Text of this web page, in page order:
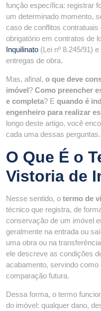
função específica: registrar
um determinado momento,
caso de conflitos
obrigatório em contratos de
Inquilinato (Lei nº 8.245/91)
entregas de obra.
Mas, afinal, o que deve
imóvel? Como preencher
e completa? E quando é
engenheiro para realizar
longo deste artigo, você
cada uma dessas perguntas.
O Que É o
Vistoria de
Nesse sentido, o termo de
técnico que registra, de
conservação de um imóvel
geralmente na entrada ou
uma obra ou na
ele descreve as condições
acabamento, servindo como
comparação futura.
Dessa forma, o termo
do imóvel: qualquer dano,